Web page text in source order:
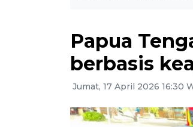
Papua
berbasis
Jumat, 17 April 2026 16:30